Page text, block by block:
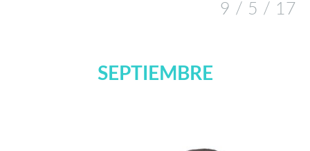
9 / 5 / 17
SEPTIEMBRE